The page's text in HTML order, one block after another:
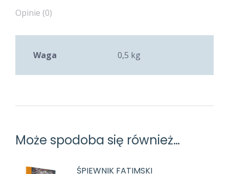
Opinie (0)
Waga 0,5 kg
Może spodoba się również…
ŚPIEWNIK FATIMSKI